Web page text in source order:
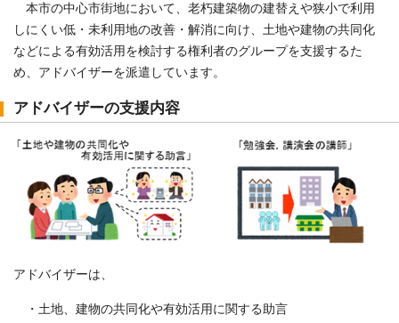
本市の中心市街地において、老朽建築物の建替えや狭小で利用
しにくい低・未利用地の改善・解消に向け、土地や建物の共同化
などによる有効活用を検討する権利者のグループを支援するた
め、アドバイザーを派遣しています。
アドバイザーの支援内容
アドバイザーは、
・土地、建物の共同化や有効活用に関する助言